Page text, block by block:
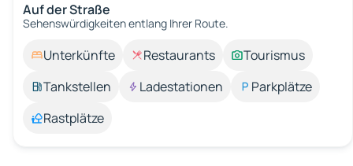
Auf der Straße
Sehenswürdigkeiten entlang Ihrer Route.
Unterkünfte Restaurants
Tourismus
Tankstellen
Ladestationen
Parkplätze
Rastplätze